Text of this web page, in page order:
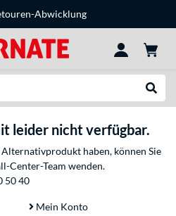
Abwicklung
leider nicht verfügbar.
Alternativprodukt haben, können Sie
Center-Team wenden.
50 40
Mein Konto